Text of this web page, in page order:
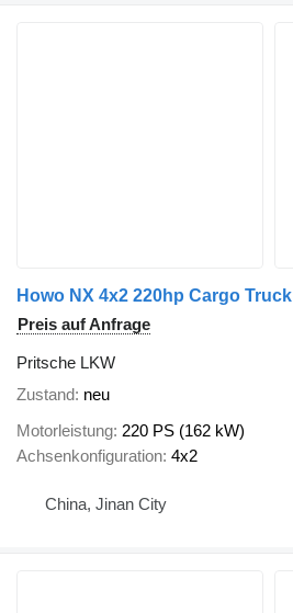
Howo NX 4x2 220hp Cargo Truck
Preis auf Anfrage
Pritsche LKW
Zustand neu
Motorleistung 220 PS (162 kW)
Achsenkonfiguration 4x2
China, Jinan City